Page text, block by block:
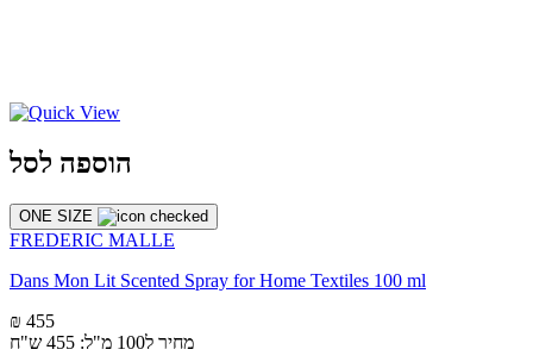
הוספה לסל
ONE SIZE
FREDERIC MALLE
Dans Mon Lit Scented Spray for Home Textiles 100 ml
₪ 455
מחיר ל100 מ"ל: 455 ש"ח